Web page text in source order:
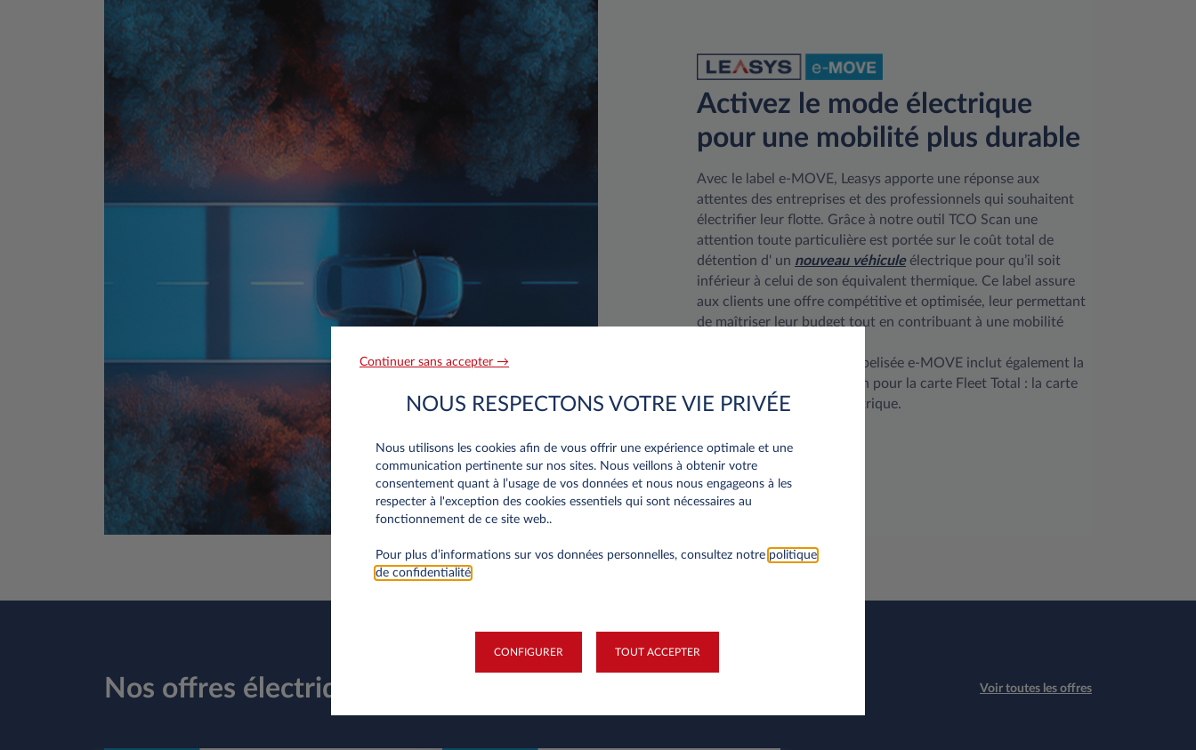
Activez le mode électrique
pour une mobilité plus durable
Avec le label e-MOVE, Leasys apporte une réponse aux
attentes des entreprises et des professionnels qui souhaitent
électrifier leur flotte. Grâce à notre outil TCO Scan une
attention toute particulière est portée sur le coût total de
détention d' un nouveau véhiculeélectrique pour qu’il soit
inférieur à celui de son équivalent thermique. Ce label assure
aux clients une offre compétitive et optimisée, leur permettant
de maîtriser leur budget tout en contribuant à une mobilité
L’offre électrique Leasys labelisée e-MOVE inclut également la
gratuité des frais de gestion pour la carte Fleet Total : la carte
carburant et recharge électrique.
EN SAVOIR PLUS
Nos offres électriques Voir toutes les offres
Continuer sans accepter →
NOUS RESPECTONS VOTRE VIE PRIVÉE
Nous utilisons les cookies afin de vous offrir une expérience optimale et une
communication pertinente sur nos sites. Nous veillons à obtenir votre
consentement quant à l’usage de vos données et nous nous engageons à les
respecter à l'exception des cookies essentiels qui sont nécessaires au
fonctionnement de ce site web..
Pour plus d’informations sur vos données personnelles, consultez notre politique
de confidentialité
CONFIGURER TOUT ACCEPTER